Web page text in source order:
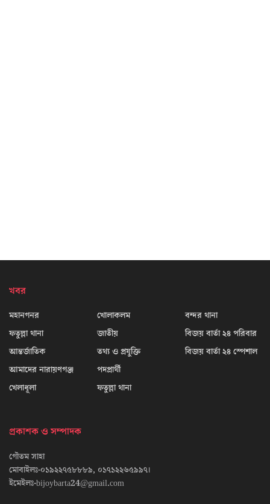
খবর
মহানগনর
ফতুল্লা থানা
আন্তর্জাতিক
আমাদের নারায়ণগঞ্জ
খেলাধূলা
খোলাকলম
জাতীয়
তথ্য ও প্রযুক্তি
পদপ্রার্থী
ফতুল্লা থানা
বন্দর থানা
বিজয় বার্তা ২৪ পরিবার
বিজয় বার্তা ২৪ স্পেশাল
প্রকাশক ও সম্পাদক
গৌতম সাহা
মোবাইলঃ-০১৯২২৭৫৮৮৮৯, ০১৭১২২৬৫৯৯৭।
ইমেইলঃ-bijoybarta24@gmail.com